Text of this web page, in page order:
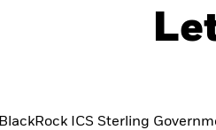
BlackRock ICS Sterling